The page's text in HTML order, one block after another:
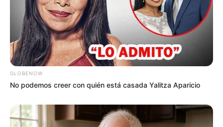
GLOBENOW
No podemos creer con quién está casada Yalitza Aparicio